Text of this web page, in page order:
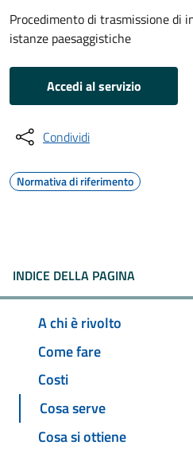
Procedimento di trasmissione di
istanze paesaggistiche
Accedi al servizio
Condividi
Normativa di riferimento
INDICE DELLA PAGINA
A chi è rivolto
Come fare
Costi
Cosa serve
Cosa si ottiene